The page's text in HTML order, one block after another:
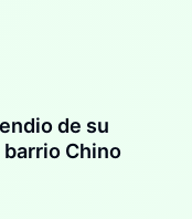
de su
Chino